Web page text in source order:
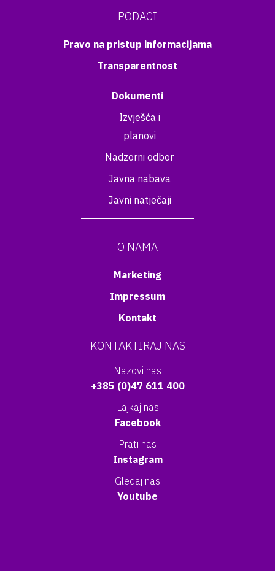
PODACI
Pravo na pristup informacijama
Transparentnost
Dokumenti
Izvješća i
planovi
Nadzorni odbor
Javna nabava
Javni natječaji
O NAMA
Marketing
Impressum
Kontakt
KONTAKTIRAJ NAS
Nazovi nas
+385 (0)47 611 400
Lajkaj nas
Facebook
Prati nas
Instagram
Gledaj nas
Youtube